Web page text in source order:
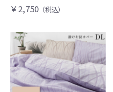
￥2,750 （税込）